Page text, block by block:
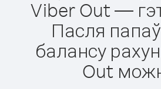
Viber Out —
Пасля
балансу
Out